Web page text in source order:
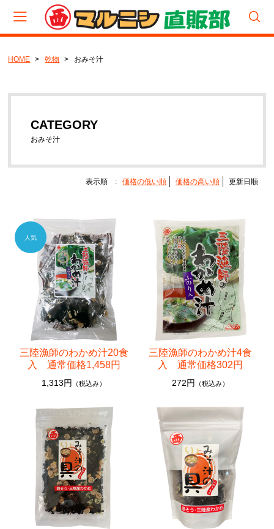
CATEGORY
食べくらべパック
生（塩蔵品）
宮城わかめ
岩手わかめ
その他
おつまみシリーズ
カットわかめ
おみそ汁
その他
HOME 乾物 おみそ汁
CATEGORY
おみそ汁
表示順 : 価格の低い順 価格の高い順 更新日順
三陸漁師のわかめ汁20食
入 通常価格1,458円
1,313円 （税込み）
三陸漁師のわかめ汁4食
入 通常価格302円
272円 （税込み）